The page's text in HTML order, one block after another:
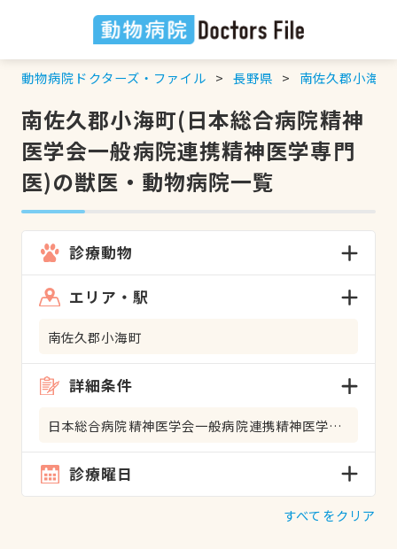
動物病院ドクターズ・ファイル 長野県 南佐久郡小海町
南佐久郡小海町(日本総合病院精神
医学会一般病院連携精神医学専門
医)の獣医・動物病院一覧
診療動物
エリア・駅
南佐久郡小海町
詳細条件
日本総合病院精神医学会一般病院連携精神医学専門医
診療曜日
すべてをクリア